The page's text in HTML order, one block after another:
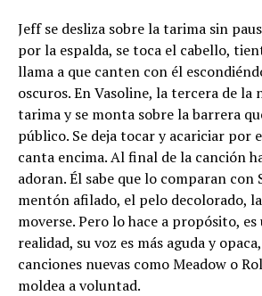
Jeff se desliza sobre la tarima sin
por la espalda, se toca el cabello,
llama a que canten con él
oscuros. En Vasoline, la tercera de la
tarima y se monta sobre la barrera
público. Se deja tocar y acariciar por
canta encima. Al final de la canción
adoran. Él sabe que lo comparan
mentón afilado, el pelo decolorado,
moverse. Pero lo hace a propósito,
realidad, su voz es más aguda y
canciones nuevas como Meadow o
moldea a voluntad.